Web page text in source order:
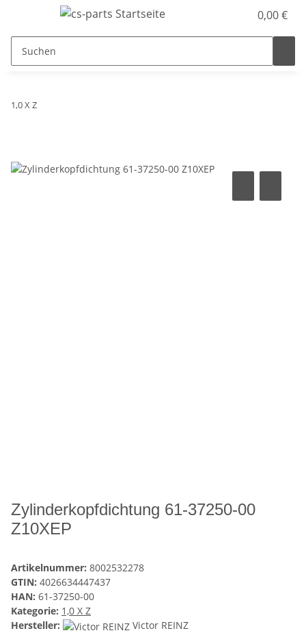
0,00 €
1,0 X Z
Zylinderkopfdichtung 61-37250-00
Z10XEP
Artikelnummer: 8002532278
GTIN: 4026634447437
HAN: 61-37250-00
Kategorie: 1,0 X Z
Hersteller:
Victor REINZ